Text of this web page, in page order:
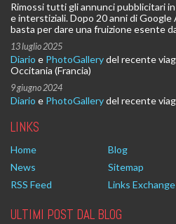
Rimossi tutti gli annunci pubblicitari
e interstiziali. Dopo 20 anni di Google
basta per dare una fruizione esente
13 luglio 2025
Diario e PhotoGallerydel recente
Occitania (Francia)
9 giugno 2024
Diario e PhotoGallerydel recente
LINKS
Home Blog
News
Sitemap
RSS Feed
Links Exchange
ULTIMI POST DAL BLOG